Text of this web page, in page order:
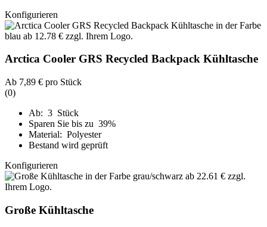
Konfigurieren
Arctica Cooler GRS Recycled Backpack Kühltasche
Ab 7,89 € pro Stück
(0)
Ab: 3 Stück
Sparen Sie bis zu 39%
Material: Polyester
Bestand wird geprüft
Konfigurieren
Große Kühltasche